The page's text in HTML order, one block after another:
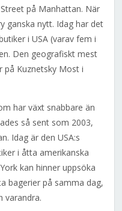
på Manhattan. När
ganska nytt. Idag har det
i USA (varav fem i
Den geografiskt mest
på Kuznetsky Most i
har växt snabbare än
så sent som 2003,
Idag är den USA:s
i åtta amerikanska
kan hinner uppsöka
bagerier på samma dag,
varandra.